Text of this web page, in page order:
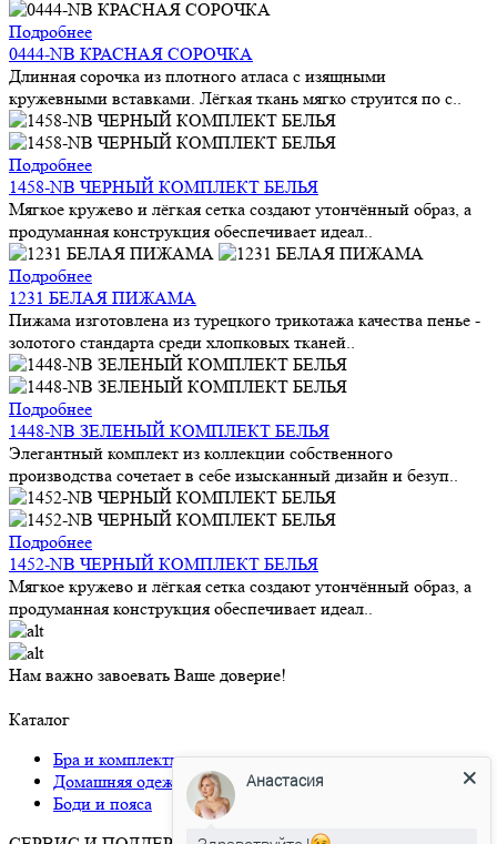
Подробнее
0444-NB КРАСНАЯ СОРОЧКА
Длинная сорочка из плотного атласа с изящными
кружевными вставками. Лёгкая ткань мягко струится по с..
Подробнее
1458-NB ЧЕРНЫЙ КОМПЛЕКТ БЕЛЬЯ
Мягкое кружево и лёгкая сетка создают утончённый образ, а
продуманная конструкция обеспечивает идеал..
Подробнее
1231 БЕЛАЯ ПИЖАМА
Пижама изготовлена из турецкого трикотажа качества пенье -
золотого стандарта среди хлопковых тканей..
Подробнее
1448-NB ЗЕЛЕНЫЙ КОМПЛЕКТ БЕЛЬЯ
Элегантный комплект из коллекции собственного
производства сочетает в себе изысканный дизайн и безуп..
Подробнее
1452-NB ЧЕРНЫЙ КОМПЛЕКТ БЕЛЬЯ
Мягкое кружево и лёгкая сетка создают утончённый образ, а
продуманная конструкция обеспечивает идеал..
Нам важно завоевать Ваше доверие!
Каталог
Бра и комплекты
Домашняя одежда
Боди и пояса
Анастасия